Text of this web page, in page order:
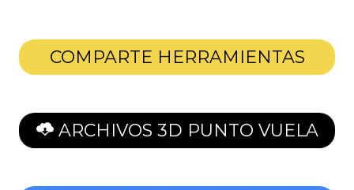
COMPARTE HERRAMIENTAS
ARCHIVOS 3D PUNTO VUELA